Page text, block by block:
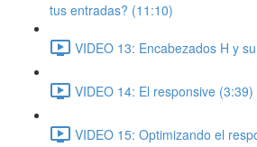
tus entradas? (11:10)
VIDEO 13: Encabezados H y
VIDEO 14: El responsive (3:39)
VIDEO 15: Optimizando el